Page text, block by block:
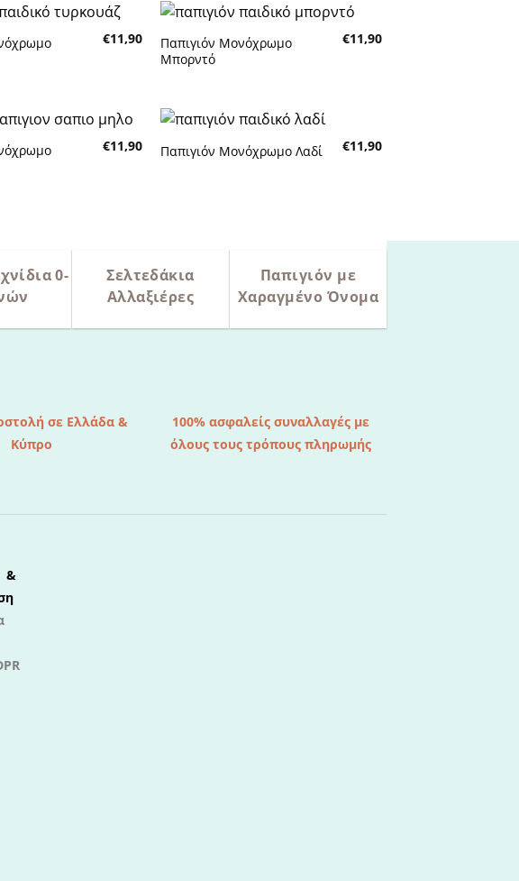
€11,90
Παπιγιόν Μονόχρωμο
Μπορντό
€11,90
€11,90
Πρόσθήκη
Παπιγιόν Μονόχρωμο Λαδί €11,90
0-
Σελτεδάκια
Αλλαξιέρες
Παπιγιόν με
Χαραγμένο Όνομα
σε Ελλάδα &
Κύπρο
100% ασφαλείς συναλλαγές με
όλους τους τρόπους πληρωμής
&